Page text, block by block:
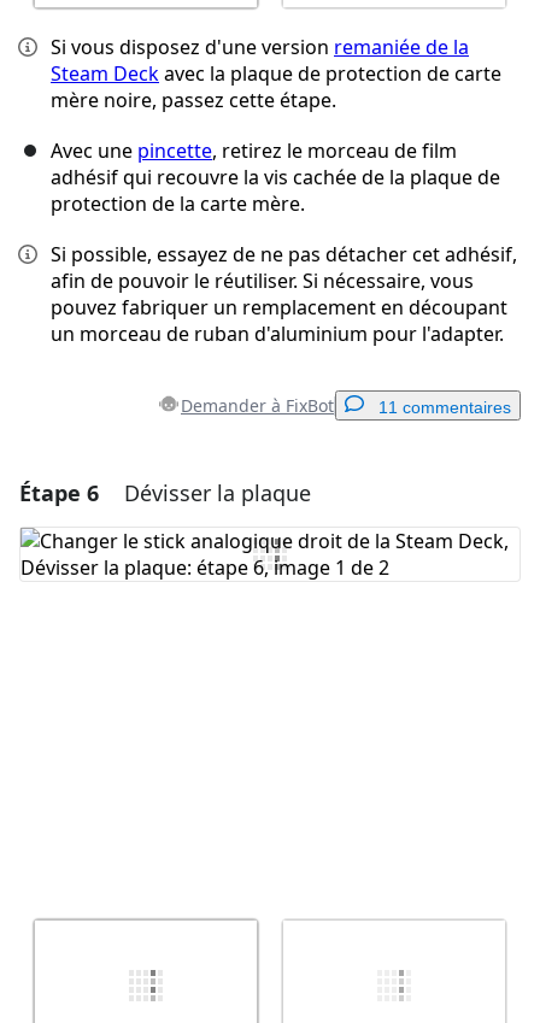
Si vous disposez d'une version remaniée de la
Steam Deckavec la plaque de protection de carte
mère noire, passez cette étape.
Avec une pincette, retirez le morceau de film
adhésif qui recouvre la vis cachée de la plaque de
protection de la carte mère.
Si possible, essayez de ne pas détacher cet adhésif,
afin de pouvoir le réutiliser. Si nécessaire, vous
pouvez fabriquer un remplacement en découpant
un morceau de ruban d'aluminium pour l'adapter.
Demander à FixBot 11 commentaires
Ajouter un commentaire
Ajouter un commentaire
Étape 6 Dévisser la plaque